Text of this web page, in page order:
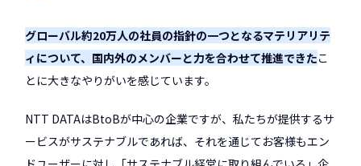
グローバル約20万人の社員の指針の一つとなるマテリアリテ
ィについて、国内外のメンバーと力を合わせて推進できたこ
とに大きなやりがいを感じています。
NTT DATAはBtoBが中心の企業ですが、私たちが提供するサ
ービスがサステナブルであれば、それを通じてお客様もエン